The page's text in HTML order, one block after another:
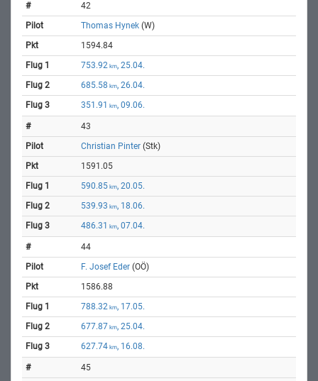
42
Thomas Hynek (W)
1594.84
753.92 km, 25.04.
685.58 km, 26.04.
351.91 km, 09.06.
43
Christian Pinter (Stk)
1591.05
590.85 km, 20.05.
539.93 km, 18.06.
486.31 km, 07.04.
44
F. Josef Eder (OÖ)
1586.88
788.32 km, 17.05.
677.87 km, 25.04.
627.74 km, 16.08.
45